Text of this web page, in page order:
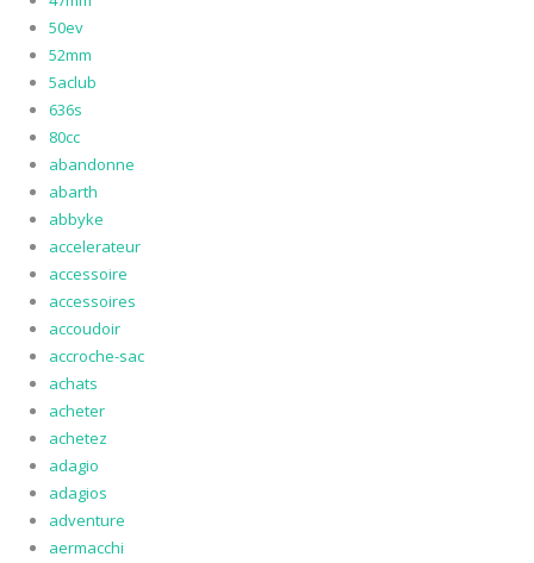
50ev
52mm
5aclub
636s
80cc
abandonne
abarth
abbyke
accelerateur
accessoire
accessoires
accoudoir
accroche-sac
achats
acheter
achetez
adagio
adagios
adventure
aermacchi